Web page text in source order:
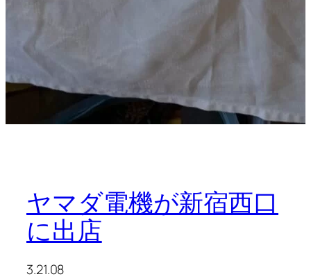
ヤマダ電機が新宿西口
に出店
3.21.08